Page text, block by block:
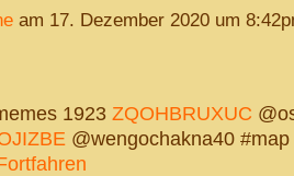
am 17. Dezember 2020 um
1923 ZQOHBRUXUC
@wengochakna40